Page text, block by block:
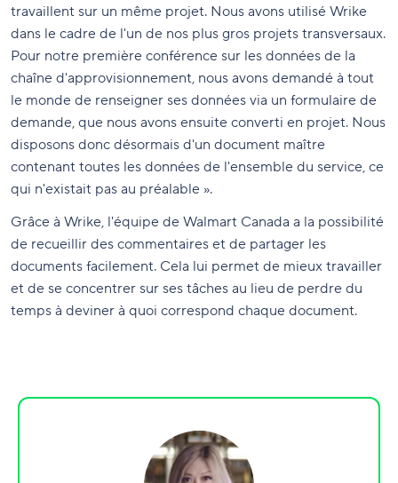
travaillent sur un même projet. Nous avons utilisé Wrike
dans le cadre de l'un de nos plus gros projets transversaux.
Pour notre première conférence sur les données de la
chaîne d'approvisionnement, nous avons demandé à tout
le monde de renseigner ses données via un formulaire de
demande, que nous avons ensuite converti en projet. Nous
disposons donc désormais d'un document maître
contenant toutes les données de l'ensemble du service, ce
qui n'existait pas au préalable ».
Grâce à Wrike, l'équipe de Walmart Canada a la possibilité
de recueillir des commentaires et de partager les
documents facilement. Cela lui permet de mieux travailler
et de se concentrer sur ses tâches au lieu de perdre du
temps à deviner à quoi correspond chaque document.